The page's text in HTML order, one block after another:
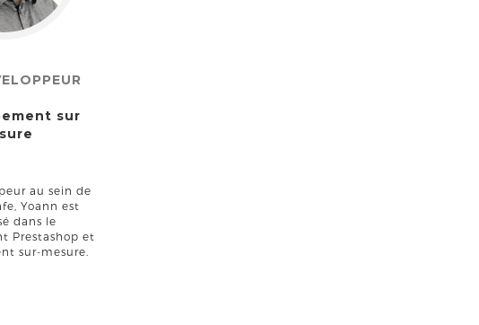
sur
au sein de
Yoann est
dans le
Prestashop et
sur-mesure.